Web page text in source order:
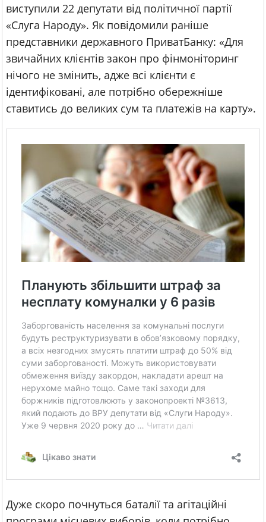
виступили 22 депутати від політичної партії
«Слуга Народу». Як повідомили раніше
представники державного ПриватБанку: «Для
звичайних клієнтів закон про фінмоніторинг
нічого не змінить, адже всі клієнти є
ідентифіковані, але потрібно обережніше
ставитись до великих сум та платежів на карту».
Дуже скоро почнуться баталії та агітаційні